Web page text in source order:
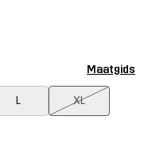
Maatgids
L XL